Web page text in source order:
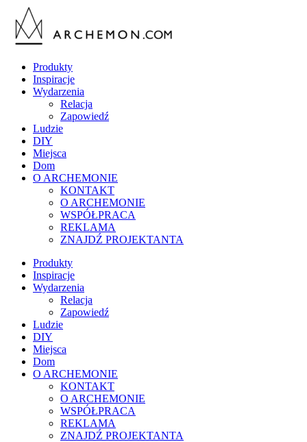
Produkty
Inspiracje
Wydarzenia
Relacja
Zapowiedź
Ludzie
DIY
Miejsca
Dom
O ARCHEMONIE
KONTAKT
O ARCHEMONIE
WSPÓŁPRACA
REKLAMA
ZNAJDŹ PROJEKTANTA
Produkty
Inspiracje
Wydarzenia
Relacja
Zapowiedź
Ludzie
DIY
Miejsca
Dom
O ARCHEMONIE
KONTAKT
O ARCHEMONIE
WSPÓŁPRACA
REKLAMA
ZNAJDŹ PROJEKTANTA